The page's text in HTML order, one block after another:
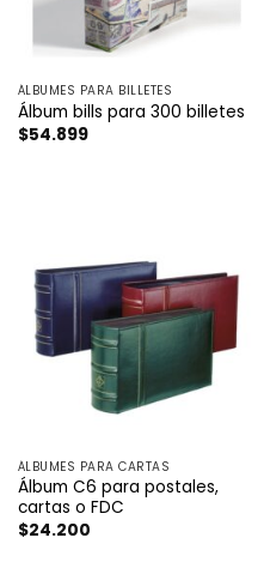
ÁLBUMES PARA BILLETES
Álbum bills para 300 billetes
$54.899
ÁLBUMES PARA CARTAS
Álbum C6 para postales,
cartas o FDC
$24.200